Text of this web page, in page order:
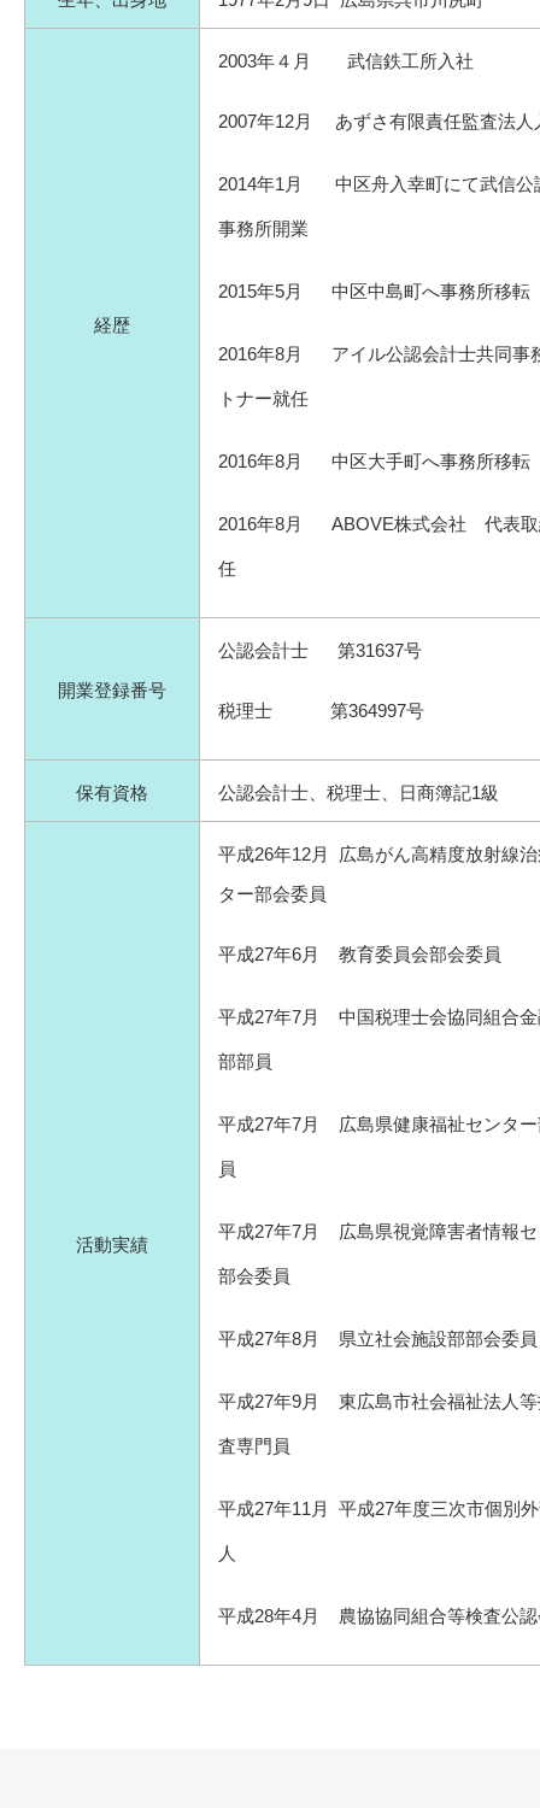
経歴
2003年４月 武信鉄工所入社
2007年12月 あずさ有限責任監査法人
2014年1月 中区舟入幸町にて武信公
事務所開業
2015年5月 中区中島町へ事務所移転
2016年8月 アイル公認会計士共同事
トナー就任
2016年8月 中区大手町へ事務所移転
2016年8月 ABOVE株式会社 代表取
任
開業登録番号
公認会計士 第31637号
税理士 第364997号
保有資格 公認会計士、税理士、日商簿記1級
活動実績
平成26年12月 広島がん高精度放射線
ター部会委員
平成27年6月 教育委員会部会委員
平成27年7月 中国税理士会協同組合金
部部員
平成27年7月 広島県健康福祉センター
員
平成27年7月 広島県視覚障害者情報セ
部会委員
平成27年8月 県立社会施設部部会委員
平成27年9月 東広島市社会福祉法人等
査専門員
平成27年11月 平成27年度三次市個別
人
平成28年4月 農協協同組合等検査公認